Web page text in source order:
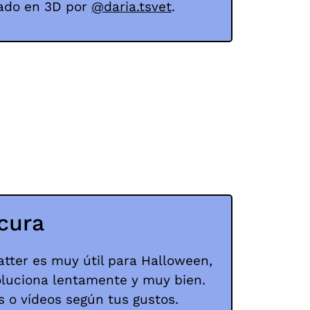
en 3D por @daria.tsvet.
es muy útil para Halloween,
lentamente y muy bien.
o vídeos según tus gustos.